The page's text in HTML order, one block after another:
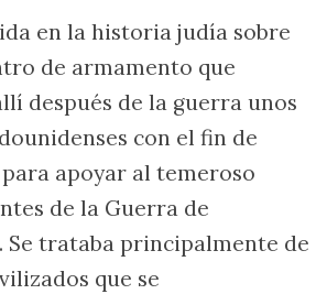
en la historia judía sobre
de armamento que
después de la guerra unos
con el fin de
apoyar al temeroso
de la Guerra de
Se trataba principalmente de
que se